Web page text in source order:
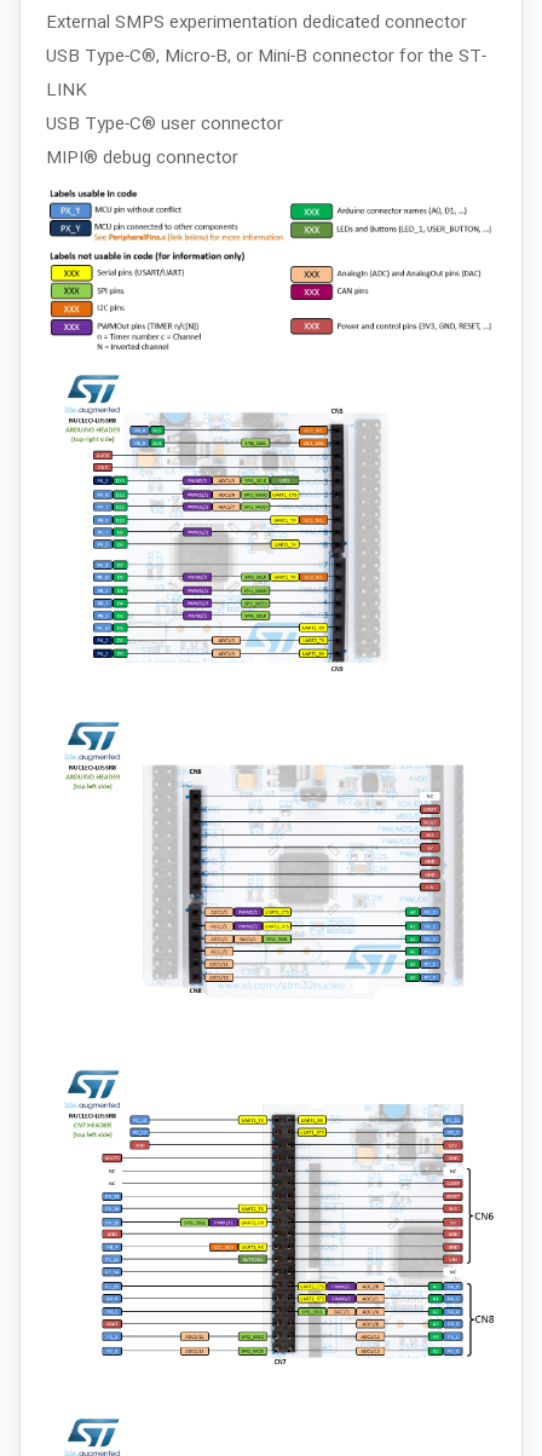
External SMPS experimentation dedicated connector
USB Type-C®, Micro-B, or Mini-B connector for the ST-
LINK
USB Type-C® user connector
MIPI® debug connector